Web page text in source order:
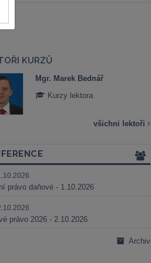
KURZŮ
Mgr. Marek Bednář
Kurzy lektora
všichni lektoři
právo daňové - 1.10.2026
právo 2026 - 2.10.2026
Archiv